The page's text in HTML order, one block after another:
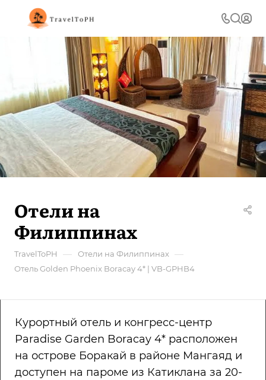
Отели на
Филиппинах
TravelToPH — Отели на Филиппинах —
Отель Golden Phoenix Boracay 4* | VB-GPHB4
Курортный отель и конгресс-центр
Paradise Garden Boracay 4* расположен
на острове Боракай в районе Мангаяд и
доступен на пароме из Катиклана за 20-